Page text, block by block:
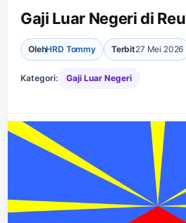
Gaji Luar Negeri di
OlehHRD Tommy Terbit27 Mei 2026
Kategori: Gaji Luar Negeri